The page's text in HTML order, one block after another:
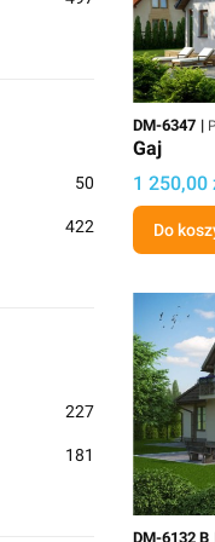
50
422
227
181
Kod
DM-6347
Gaj
Cena
1 250,00
Do
Kod
DM-6132 B